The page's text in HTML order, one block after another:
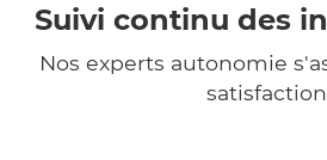
Suivi continu des
Nos experts autonomie
satisfaction